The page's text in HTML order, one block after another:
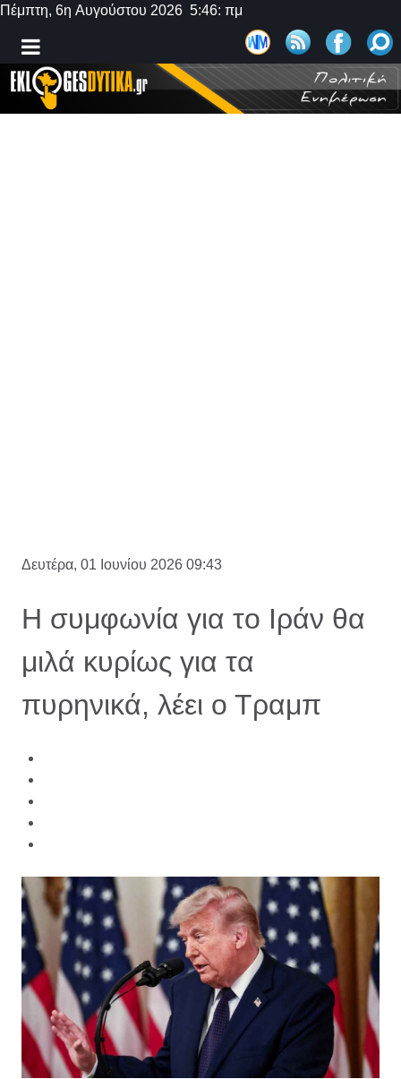
Πέμπτη, 6η Αυγούστου 2026 5:46: πμ
Δευτέρα, 01 Ιουνίου 2026 09:43
Η συμφωνία για το Ιράν θα
μιλά κυρίως για τα
πυρηνικά, λέει ο Τραμπ